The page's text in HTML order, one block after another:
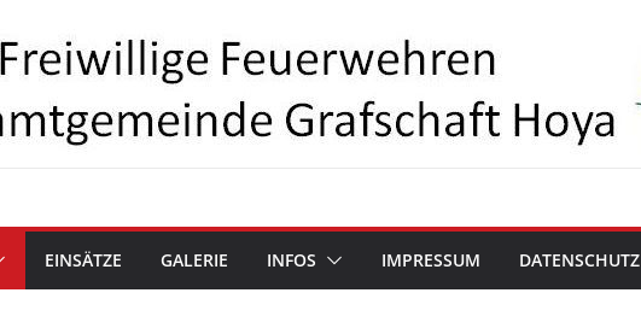
EINSÄTZE GALERIE INFOS IMPRESSUM DATENSCHUTZ